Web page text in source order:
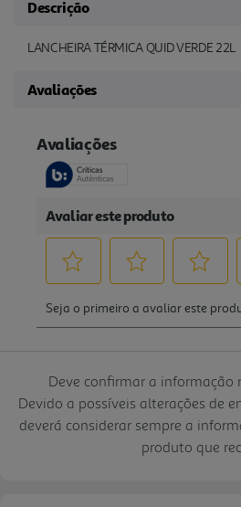
Descrição
LANCHEIRA TÉRMICA QUID VERDE 22L
Avaliações
Deve confirmar a informação
Devido a possíveis alterações de
deverá considerar sempre a
produto que